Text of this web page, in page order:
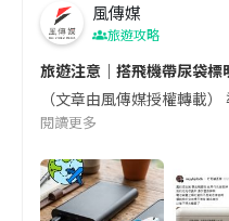
風傳媒
旅遊攻略
旅遊注意｜搭飛機帶尿袋
（文章由風傳媒授權轉載
閱讀更多